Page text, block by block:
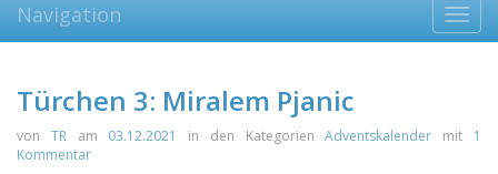
Navigation
Türchen 3: Miralem Pjanic
von TRam 03.12.2021 in den KategorienAdventskalender mit 1
Kommentar